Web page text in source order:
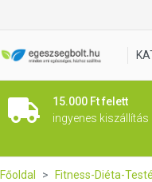
15.000 Ft felett
ingyenes kiszállítás
Főoldal Fitness-Diéta-